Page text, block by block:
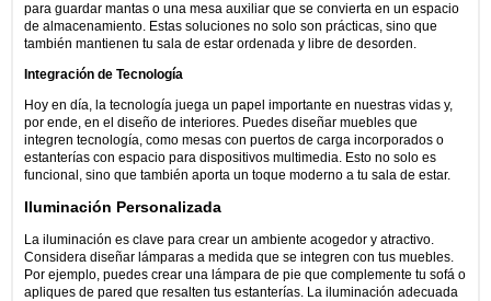
para guardar mantas o una mesa auxiliar que se convierta en un espacio
de almacenamiento. Estas soluciones no solo son prácticas, sino que
también mantienen tu sala de estar ordenada y libre de desorden.
Integración de Tecnología
Hoy en día, la tecnología juega un papel importante en nuestras vidas y,
por ende, en el diseño de interiores. Puedes diseñar muebles que
integren tecnología, como mesas con puertos de carga incorporados o
estanterías con espacio para dispositivos multimedia. Esto no solo es
funcional, sino que también aporta un toque moderno a tu sala de estar.
Iluminación Personalizada
La iluminación es clave para crear un ambiente acogedor y atractivo.
Considera diseñar lámparas a medida que se integren con tus muebles.
Por ejemplo, puedes crear una lámpara de pie que complemente tu sofá o
apliques de pared que resalten tus estanterías. La iluminación adecuada